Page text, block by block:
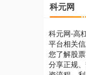
科元网
科元网-高
平台相关
您了解股
分享正规